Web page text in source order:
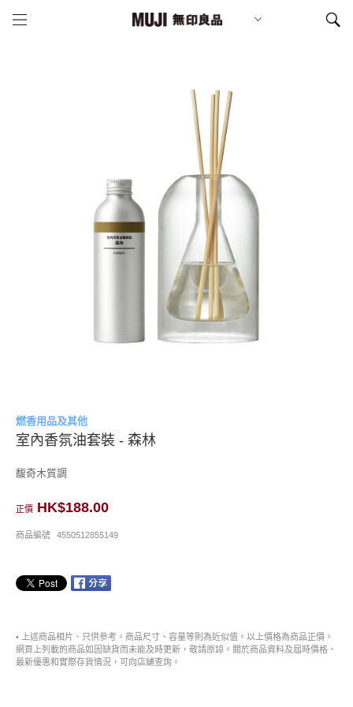
燃香用品及其他
室內香氛油套裝 - 森林
馥奇木質調
正價 HK$188.00
商品編號 4550512855149
• 上述商品相片、只供參考。商品尺寸、容量等則為近似值。以上價格為商品正價。
網頁上列載的商品如因缺貨而未能及時更新，敬請原諒。關於商品資料及屆時價格、
最新優惠和實際存貨情況，可向店舖查詢。